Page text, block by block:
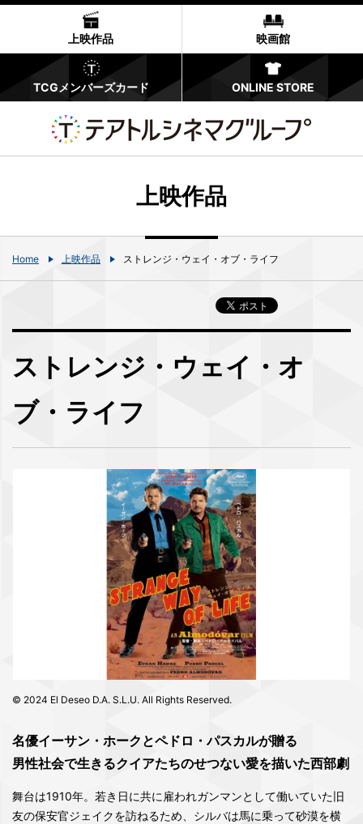
上映作品 映画館
TCGメンバーズカード ONLINE STORE
上映作品
Home 上映作品 ストレンジ・ウェイ・オブ・ライフ
ストレンジ・ウェイ・オ
ブ・ライフ
© 2024 El Deseo D.A. S.L.U. All Rights Reserved.
名優イーサン・ホークとペドロ・パスカルが贈る
男性社会で生きるクイアたちのせつない愛を描いた西部劇
舞台は1910年。若き日に共に雇われガンマンとして働いていた旧
友の保安官ジェイクを訪ねるため、シルバは馬に乗って砂漠を横